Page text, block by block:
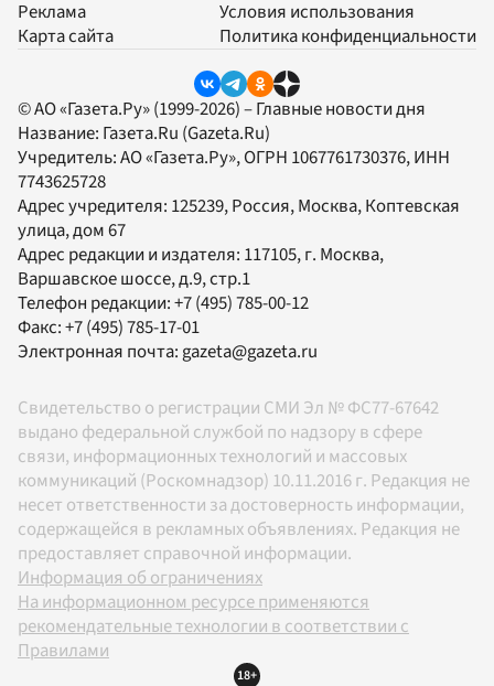
Реклама
Карта сайта
Условия использования
Политика конфиденциальности
© АО «Газета.Ру» (1999-2026) – Главные новости дня
Название: Газета.Ru (Gazeta.Ru)
Учредитель:АО «Газета.Ру», ОГРН 1067761730376, ИНН
7743625728
Адрес учредителя: 125239, Россия, Москва, Коптевская
улица, дом 67
Адрес редакции и издателя: 117105, г. Москва,
Варшавское шоссе, д.9, стр.1
Телефон редакции:+7 (495) 785-00-12
Факс:+7 (495) 785-17-01
Электронная почта:gazeta@gazeta.ru
Свидетельство о регистрации СМИ Эл № ФС77-67642
выдано федеральной службой по надзору в сфере
связи, информационных технологий и массовых
коммуникаций (Роскомнадзор) 10.11.2016 г. Редакция не
несет ответственности за достоверность информации,
содержащейся в рекламных объявлениях. Редакция не
предоставляет справочной информации.
Информация об ограничениях
На информационном ресурсе применяются
рекомендательные технологии в соответствии с
Правилами
18+